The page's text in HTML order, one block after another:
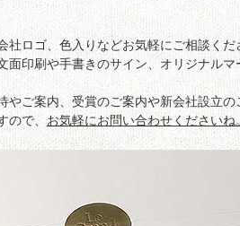
社ロゴ、色入りなどお気軽にご相談くだ
面印刷や手書きのサイン、オリジナル
やご案内、受賞のご案内や新会社設立
ので、 お気軽にお問い合わせくださいね